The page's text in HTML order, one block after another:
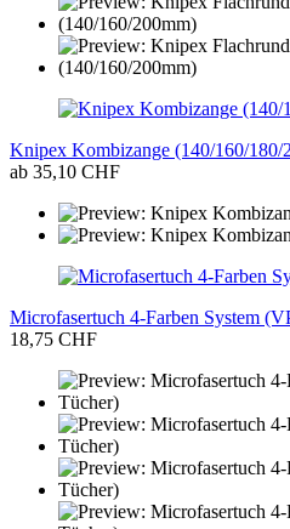
Knipex Kombizange (140/160/180/
ab 35,10 CHF
Microfasertuch 4-Farben System
18,75 CHF